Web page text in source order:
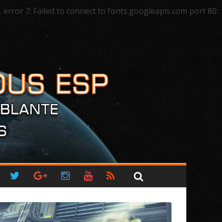
7: Failed to connect to fonts.googleapis.com port 80: